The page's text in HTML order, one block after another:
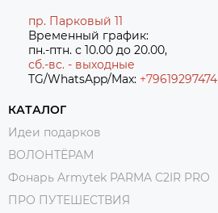
пр. Парковый 11
Временный график:
пн.-птн. с 10.00 до 20.00,
сб.-вс. - выходные
TG/WhatsApp/Max: +79619297474
КАТАЛОГ
Идеи подарков
ВОЛОНТЁРАМ
Фонарь Armytek PARMA C2IR PRO
ПРО ПУТЕШЕСТВИЯ